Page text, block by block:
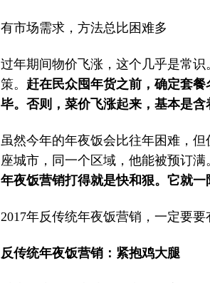
有市场需求，方法总比困难多
过年期间物价飞涨，这个几乎是常
策。 赶在民众囤年货之前，确定套
毕。否则，菜价飞涨起来，基本是含
虽然今年的年夜饭会比往年困难，
座城市，同一个区域，他能被预订
年夜饭营销打得就是快和狠。它就一
2017年反传统年夜饭营销，一定要要
反传统年夜饭营销：紧抱鸡大腿